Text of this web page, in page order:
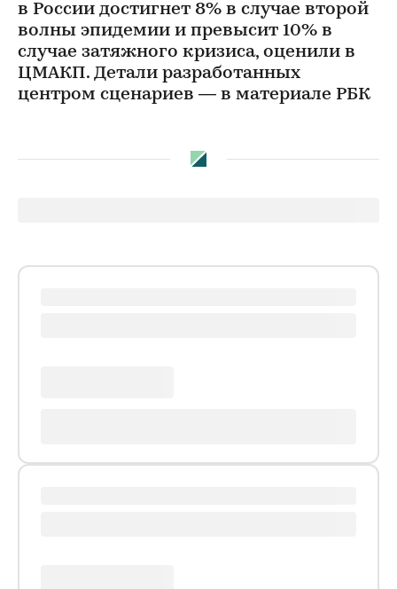
в России достигнет 8% в случае второй
волны эпидемии и превысит 10% в
случае затяжного кризиса, оценили в
ЦМАКП. Детали разработанных
центром сценариев — в материале РБК